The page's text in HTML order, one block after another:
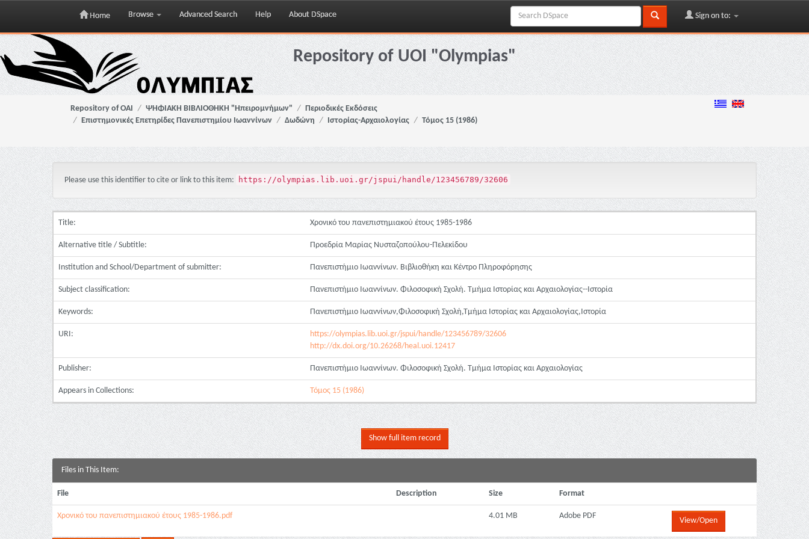
Skip
navigation
Home Browse Advanced Search Help About DSpace Sign on to:
Repository of UOI "Olympias"
Repository of OAI ΨΗΦΙΑΚΗ ΒΙΒΛΙΟΘΗΚΗ "Ηπειρομνήμων"
Περιοδικές Εκδόσεις
Επιστημονικές Επετηρίδες Πανεπιστημίου Ιωαννίνων
Δωδώνη Ιστορίας-Αρχαιολογίας Τόμος 15 (1986)
Please use this identifier to cite or link to this item: https://olympias.lib.uoi.gr/jspui/handle/123456789/32606
Title: Χρονικό του πανεπιστημιακού έτους 1985-1986
Alternative title / Subtitle: Προεδρία Μαρίας Νυσταζοπούλου-Πελεκίδου
Institution and School/Department of submitter: Πανεπιστήμιο Ιωαννίνων. Βιβλιοθήκη και Κέντρο Πληροφόρησης
Subject classification: Πανεπιστήμιο Ιωαννίνων. Φιλοσοφική Σχολή. Τμήμα Ιστορίας και Αρχαιολογίας--Ιστορία
Keywords: Πανεπιστήμιο Ιωαννίνων,Φιλοσοφική Σχολή,Τμήμα Ιστορίας και Αρχαιολογίας,Ιστορία
URI:
https://olympias.lib.uoi.gr/jspui/handle/123456789/32606
http://dx.doi.org/10.26268/heal.uoi.12417
Publisher: Πανεπιστήμιο Ιωαννίνων. Φιλοσοφική Σχολή. Τμήμα Ιστορίας και Αρχαιολογίας
Appears in Collections: Τόμος 15 (1986)
Show full item record
Files in This Item:
File Description Size Format
Χρονικό του πανεπιστημιακού έτους 1985-1986.pdf 4.01 MB Adobe PDF
View/Open